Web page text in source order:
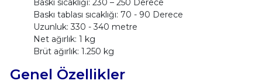
Baskı sıcaklığı: 230 – 250 Derece
Baskı tablası sıcaklığı: 70 - 90 Derece
Uzunluk: 330 - 340 metre
Net ağırlık: 1 kg
Brüt ağırlık: 1.250 kg
Genel Özellikler